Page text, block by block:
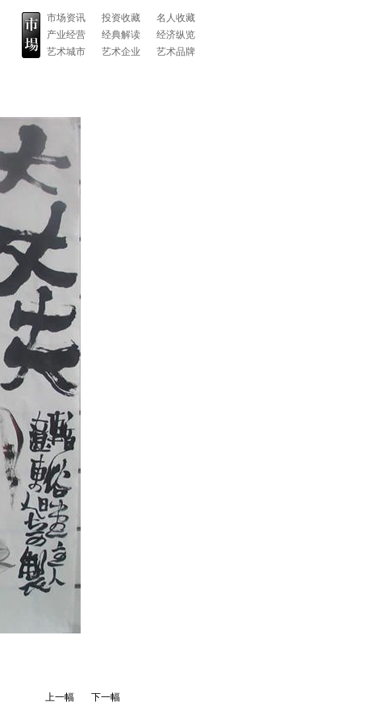
市场资讯
产业经营
艺术城市
投资收藏
经典解读
艺术企业
名人收藏
经济纵览
艺术品牌
上一幅 下一幅